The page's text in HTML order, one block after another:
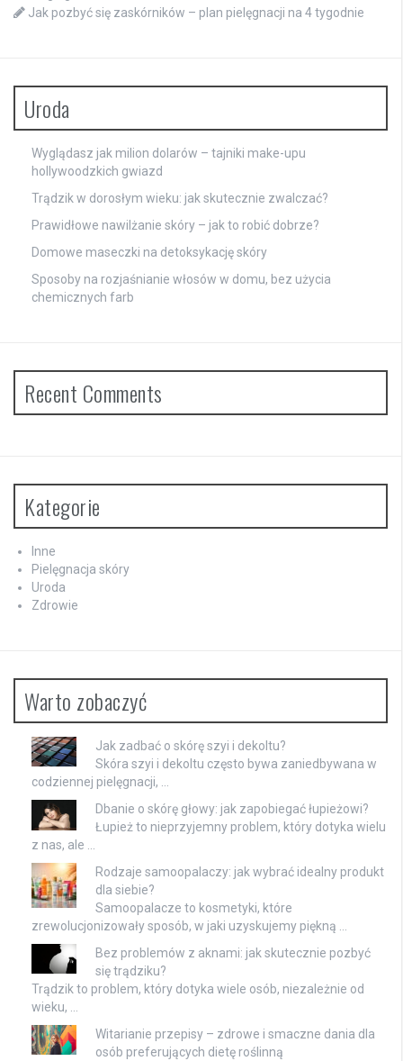
Jak pozbyć się zaskórników – plan pielęgnacji na 4 tygodnie
Uroda
Wyglądasz jak milion dolarów – tajniki make-upu
hollywoodzkich gwiazd
Trądzik w dorosłym wieku: jak skutecznie zwalczać?
Prawidłowe nawilżanie skóry – jak to robić dobrze?
Domowe maseczki na detoksykację skóry
Sposoby na rozjaśnianie włosów w domu, bez użycia
chemicznych farb
Recent Comments
Kategorie
Inne
Pielęgnacja skóry
Uroda
Zdrowie
Warto zobaczyć
Jak zadbać o skórę szyi i dekoltu?
Skóra szyi i dekoltu często bywa zaniedbywana w
codziennej pielęgnacji, …
Dbanie o skórę głowy: jak zapobiegać łupieżowi?
Łupież to nieprzyjemny problem, który dotyka wielu
z nas, ale …
Rodzaje samoopalaczy: jak wybrać idealny produkt
dla siebie?
Samoopalacze to kosmetyki, które
zrewolucjonizowały sposób, w jaki uzyskujemy piękną …
Bez problemów z aknami: jak skutecznie pozbyć
się trądziku?
Trądzik to problem, który dotyka wiele osób, niezależnie od
wieku, …
Witarianie przepisy – zdrowe i smaczne dania dla
osób preferujących dietę roślinną